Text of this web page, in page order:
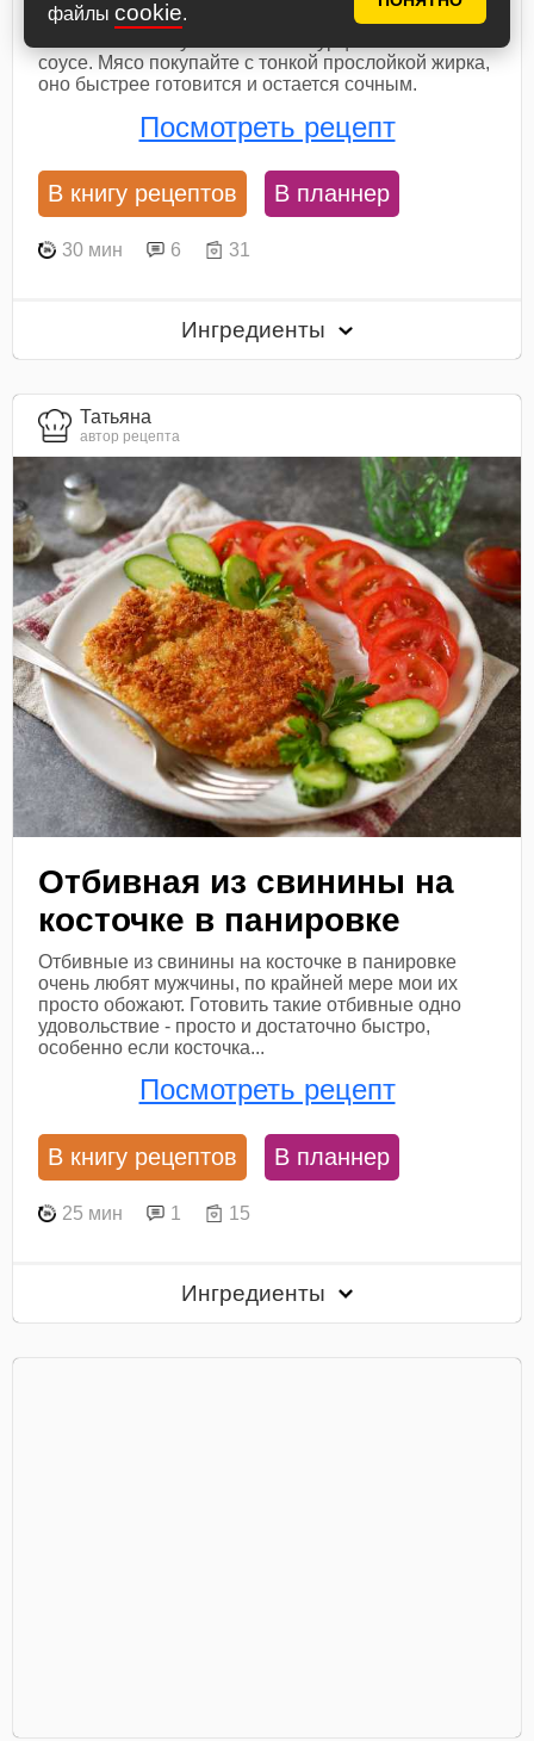
файлы cookie.
соусе. Мясо покупайте с тонкой прослойкой жирка,
оно быстрее готовится и остается сочным.
Посмотреть рецепт
В книгу рецептов В планнер
30 мин 6 31
Ингредиенты
Татьяна
автор рецепта
Отбивная из свинины на
косточке в панировке
Отбивные из свинины на косточке в панировке
очень любят мужчины, по крайней мере мои их
просто обожают. Готовить такие отбивные одно
удовольствие - просто и достаточно быстро,
особенно если косточка...
Посмотреть рецепт
В книгу рецептов В планнер
25 мин 1 15
Ингредиенты